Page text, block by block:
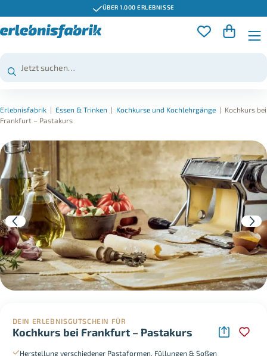
ÜBER 1.000 ERLEBNISSE
Erlebnisfabrik | Essen & Trinken | Kochkurse und Kochlehrgänge | Kochkurs bei
Frankfurt – Pastakurs
DEIN ERLEBNISGUTSCHEIN FÜR
Kochkurs bei Frankfurt – Pastakurs
Herstellung verschiedener Pastaformen, Füllungen & Soßen